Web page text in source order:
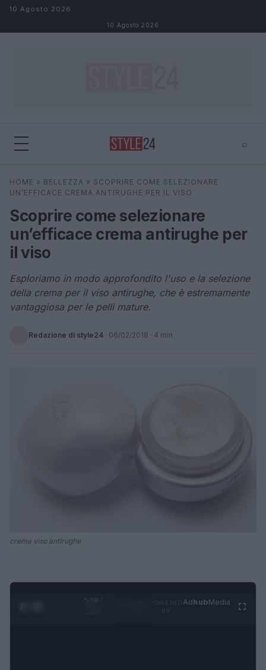
Salta al contenuto
10 Agosto 2026
10 Agosto 2026
⌕
Cerca
HOME » BELLEZZA » SCOPRIRE COME SELEZIONARE
UN’EFFICACE CREMA ANTIRUGHE PER IL VISO
Scoprire come selezionare
un’efficace crema antirughe per
il viso
Esploriamo in modo approfondito l'uso e la selezione
della crema per il viso antirughe, che è estremamente
vantaggiosa per le pelli mature.
Redazione di style24 · 06/02/2018 · 4 min
crema viso antirughe
0:29 /
AdhubMedia